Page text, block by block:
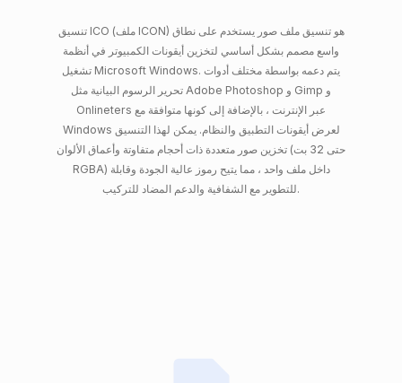
تنسيق ICO (ملف ICON) هو تنسيق ملف صور يستخدم على نطاق
واسع مصمم بشكل أساسي لتخزين أيقونات الكمبيوتر في أنظمة
تشغيل Microsoft Windows. يتم دعمه بواسطة مختلف أدوات
تحرير الرسوم البيانية مثل Adobe Photoshop و Gimp و
Onlineters عبر الإنترنت ، بالإضافة إلى كونها متوافقة مع
Windows لعرض أيقونات التطبيق والنظام. يمكن لهذا التنسيق
تخزين صور متعددة ذات أحجام متفاوتة وأعماق الألوان (حتى 32 بت
RGBA) داخل ملف واحد ، مما يتيح رموز عالية الجودة وقابلة
للتطوير مع الشفافية والدعم المضاد للتركيب.